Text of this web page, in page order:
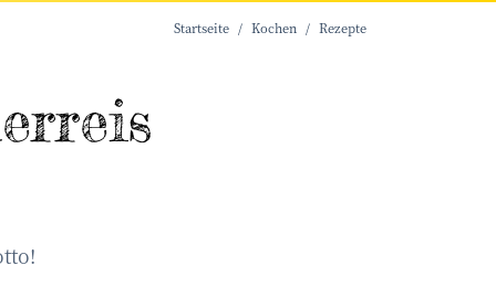
Startseite Kochen Rezepte